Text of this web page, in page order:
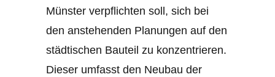
Münster verpflichten soll, sich bei
den anstehenden Planungen auf den
städtischen Bauteil zu konzentrieren.
Dieser umfasst den Neubau der